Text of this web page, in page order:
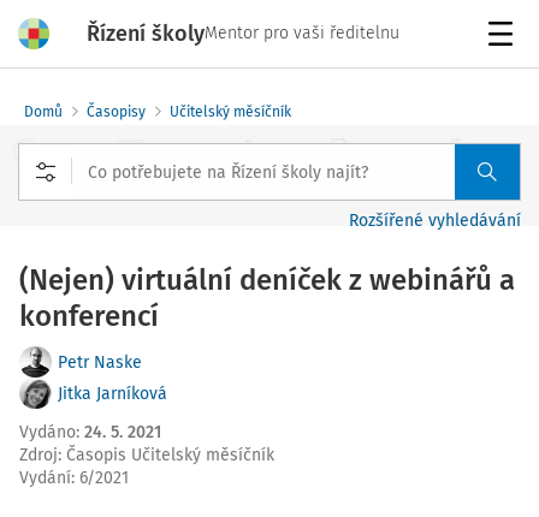
Řízení školyMentor pro vaši ředitelnu
Domů Časopisy Učitelský měsíčník
Rozšířené vyhledávání
(Nejen) virtuální deníček z webinářů a
konferencí
Petr Naske
Jitka Jarníková
Vydáno: 24. 5. 2021
Zdroj: Časopis Učitelský měsíčník
Vydání: 6/2021